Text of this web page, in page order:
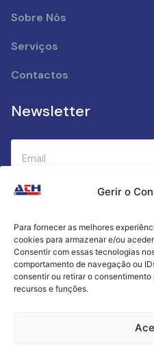
Gerir o
Para fornecer as melhores
cookies para armazenar e/ou
Consentir com essas tecnologias
comportamento de navegação ou
consentir ou retirar o
recursos e funções.
Sobre Nós
Serviços
Contactos
Newsletter
Criamos a cozinha perfeita
gastronómico!